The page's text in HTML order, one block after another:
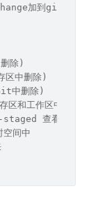
加到git
除)
中删除)
中删除)
和工作区中删除)
查看尚未提
间中